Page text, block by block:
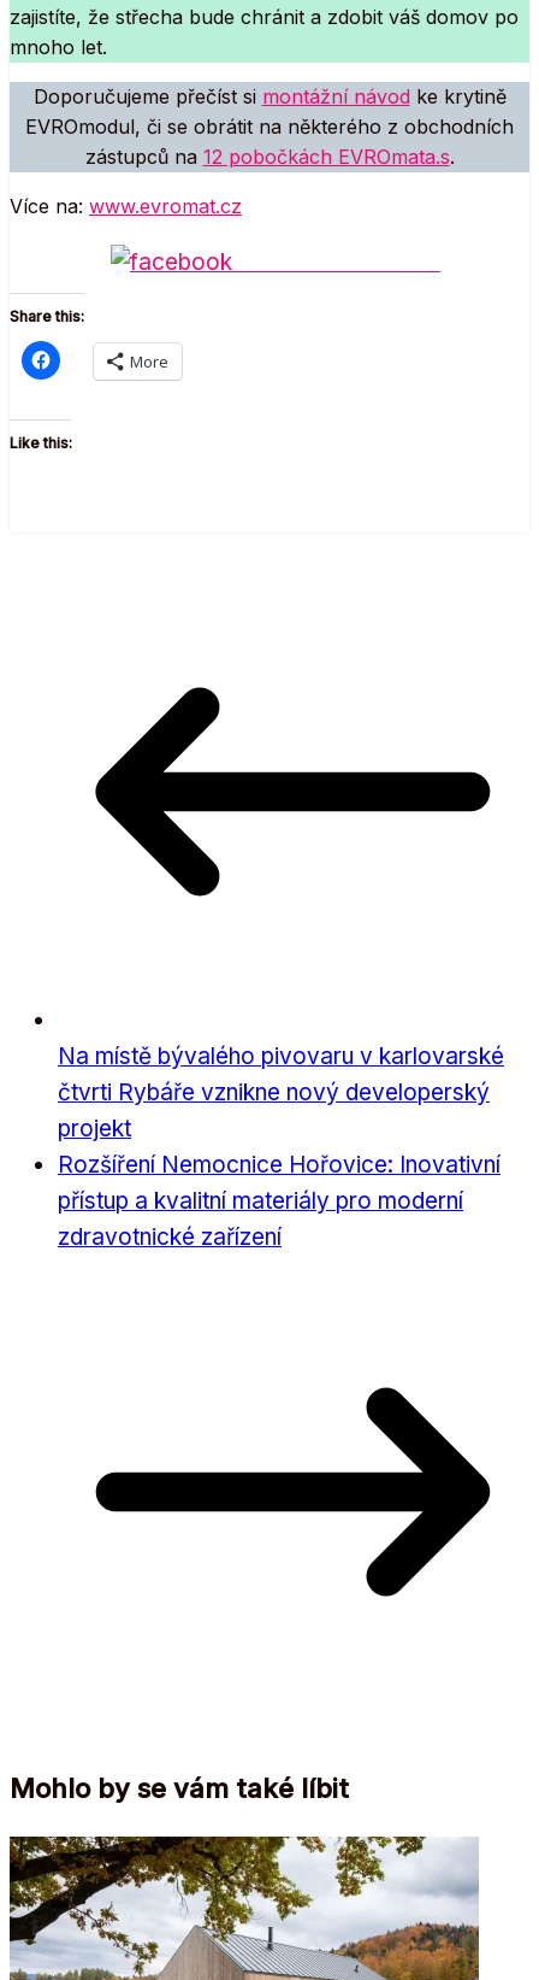
zajistíte, že střecha bude chránit a zdobit váš domov po
mnoho let.
Doporučujeme přečíst si montážní návod ke krytině
EVROmodul, či se obrátit na některého z obchodních
zástupců na 12 pobočkách EVROmata.s.
Více na: www.evromat.cz
Share this:
More
Like this:
Na místě bývalého pivovaru v karlovarské
čtvrti Rybáře vznikne nový developerský
projekt
Rozšíření Nemocnice Hořovice: Inovativní
přístup a kvalitní materiály pro moderní
zdravotnické zařízení
Mohlo by se vám také líbit